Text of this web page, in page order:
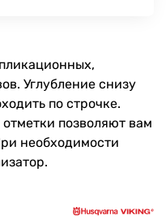
Углубление снизу
по строчке.
позволяют вам
необходимости